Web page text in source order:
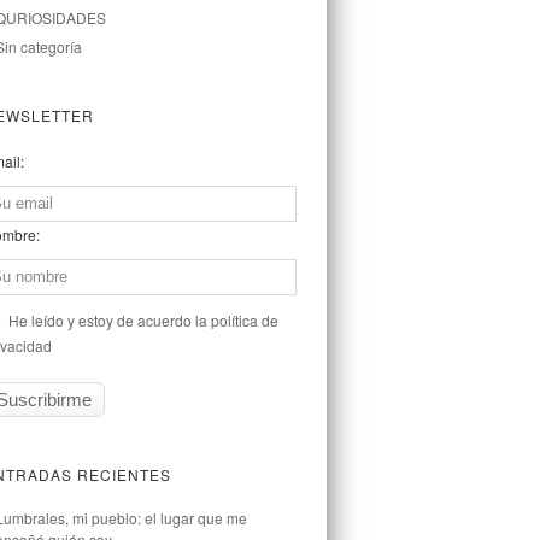
categoría
He leído y estoy de acuerdo la política de
RECIENTES
mi pueblo: el lugar que me